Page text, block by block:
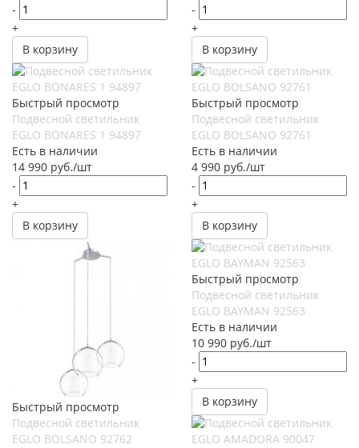
-
+
В корзину
-
+
В корзину
Быстрый просмотр
Подвесной светильник
EGLO BONARES 1 94897
Есть в наличии
14 990 руб./шт
-
+
В корзину
Быстрый просмотр
Подвесной светильник
EGLO BOLSANO 92761
Есть в наличии
4 990 руб./шт
-
+
В корзину
Быстрый просмотр
Подвесной светильник
EGLO BOLSANO 92762
Быстрый просмотр
Подвесной светильник
EGLO BAYMAN 92563
Есть в наличии
10 990 руб./шт
-
+
В корзину